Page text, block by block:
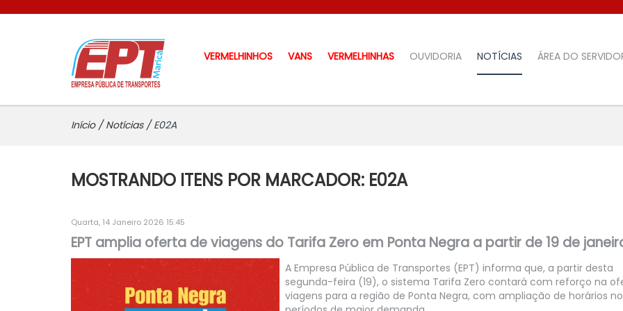
VERMELHINHOS VANS VERMELHINHAS OUVIDORIA NOTÍCIAS ÁREA DO
Início / Notícias / E02A
MOSTRANDO ITENS POR MARCADOR: E02A
Quarta, 14 Janeiro 2026 15:45
EPT amplia oferta de viagens do Tarifa Zero em Ponta Negra a partir de 19 de
A Empresa Pública de Transportes (EPT) informa que, a partir desta
segunda-feira (19), o sistema Tarifa Zero contará com reforço na
viagens para a região de Ponta Negra, com ampliação de horários